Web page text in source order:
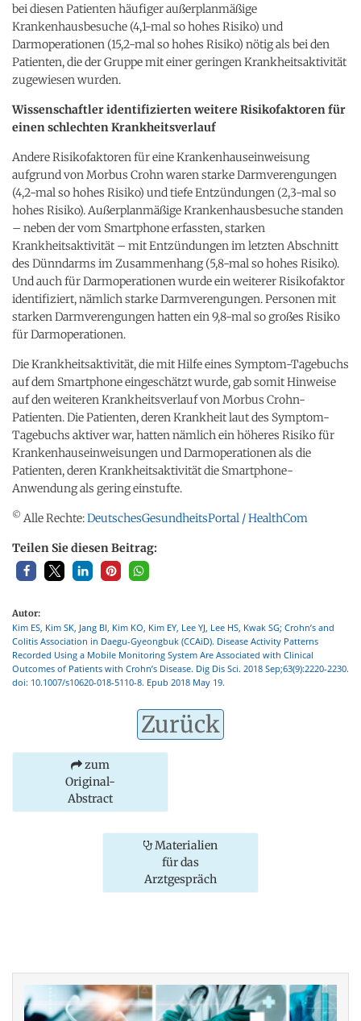
bei diesen Patienten häufiger außerplanmäßige
Krankenhausbesuche (4,1-mal so hohes Risiko) und
Darmoperationen (15,2-mal so hohes Risiko) nötig als bei den
Patienten, die der Gruppe mit einer geringen Krankheitsaktivität
zugewiesen wurden.
Wissenschaftler identifizierten weitere Risikofaktoren für
einen schlechten Krankheitsverlauf
Andere Risikofaktoren für eine Krankenhauseinweisung
aufgrund von Morbus Crohn waren starke Darmverengungen
(4,2-mal so hohes Risiko) und tiefe Entzündungen (2,3-mal so
hohes Risiko). Außerplanmäßige Krankenhausbesuche standen
– neben der vom Smartphone erfassten, starken
Krankheitsaktivität – mit Entzündungen im letzten Abschnitt
des Dünndarms im Zusammenhang (5,8-mal so hohes Risiko).
Und auch für Darmoperationen wurde ein weiterer Risikofaktor
identifiziert, nämlich starke Darmverengungen. Personen mit
starken Darmverengungen hatten ein 9,8-mal so großes Risiko
für Darmoperationen.
Die Krankheitsaktivität, die mit Hilfe eines Symptom-Tagebuchs
auf dem Smartphone eingeschätzt wurde, gab somit Hinweise
auf den weiteren Krankheitsverlauf von Morbus Crohn-
Patienten. Die Patienten, deren Krankheit laut des Symptom-
Tagebuchs aktiver war, hatten nämlich ein höheres Risiko für
Krankenhauseinweisungen und Darmoperationen als die
Patienten, deren Krankheitsaktivität die Smartphone-
Anwendung als gering einstufte.
© Alle Rechte:DeutschesGesundheitsPortal / HealthCom
Teilen Sie diesen Beitrag:
Autor:
Kim ES, Kim SK, Jang BI, Kim KO, Kim EY, Lee YJ, Lee HS, Kwak SG; Crohn’s and
Colitis Association in Daegu-Gyeongbuk (CCAiD). Disease Activity Patterns
Recorded Using a Mobile Monitoring System Are Associated with Clinical
Outcomes of Patients with Crohn’s Disease. Dig Dis Sci. 2018 Sep;63(9):2220-2230.
doi: 10.1007/s10620-018-5110-8. Epub 2018 May 19.
Zurück
zum
Original-
Abstract
Materialien
für das
Arztgespräch